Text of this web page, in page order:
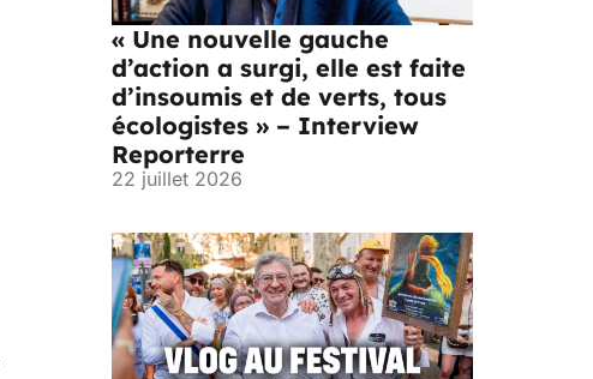
« Une nouvelle gauche
d’action a surgi, elle est faite
d’insoumis et de verts, tous
écologistes » – Interview
Reporterre
22 juillet 2026